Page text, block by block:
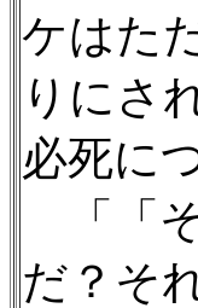
ケはた
りにさ
必死に
「「
だ？そ